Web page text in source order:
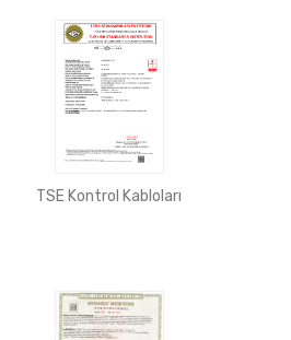
TSE Kontrol Kabloları